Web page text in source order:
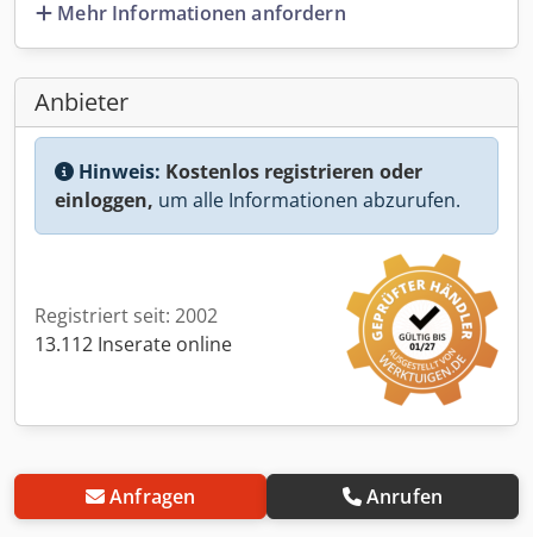
Mehr Informationen anfordern
Anbieter
Hinweis: Kostenlos registrieren oder
einloggen, um alle Informationen abzurufen.
Registriert seit: 2002
13.112 Inserate online
Anfragen Anrufen